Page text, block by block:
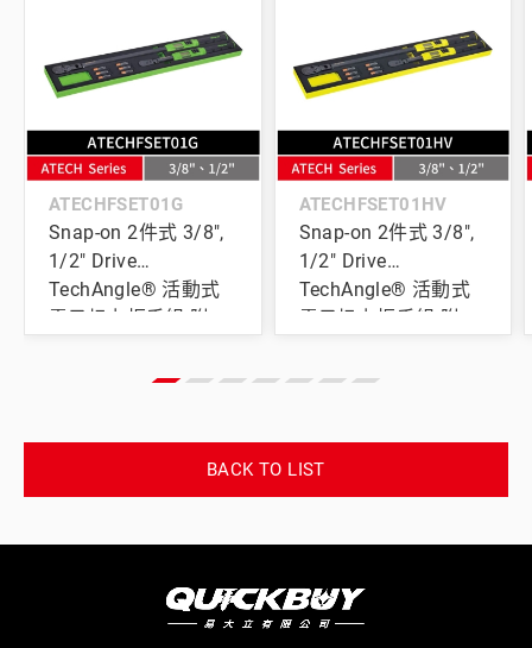
ATECHFSET01G
Snap-on 2件式 3/8",
1/2" Drive
TechAngle® 活動式
電子扭力扳手組 附
ATECHFSET01HV
Snap-on 2件式 3/8",
1/2" Drive
TechAngle® 活動式
電子扭力扳手組 附
光黃)
BACK TO LIST